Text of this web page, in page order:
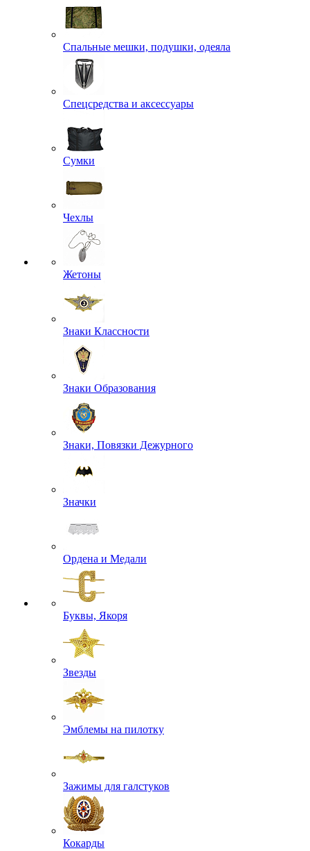
Спальные мешки, подушки, одеяла
Спецсредства и аксессуары
Сумки
Чехлы
Жетоны
Знаки Классности
Знаки Образования
Знаки, Повязки Дежурного
Значки
Ордена и Медали
Буквы, Якоря
Звезды
Эмблемы на пилотку
Зажимы для галстуков
Кокарды